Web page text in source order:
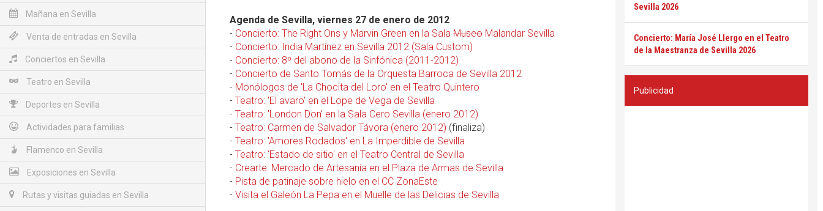
Mañana en Sevilla
Venta de entradas en Sevilla
Conciertos en Sevilla
Teatro en Sevilla
Deportes en Sevilla
Actividades para familias
Flamenco en Sevilla
Exposiciones en Sevilla
Rutas y visitas guiadas en Sevilla
Agenda de Sevilla, viernes 27 de enero de 2012
- Concierto: The Right Ons y Marvin Green en la Sala Museo Malandar Sevilla
- Concierto: India Martínez en Sevilla 2012 (Sala Custom)
- Concierto: 8º del abono de la Sinfónica (2011-2012)
- Concierto de Santo Tomás de la Orquesta Barroca de Sevilla 2012
- Monólogos de 'La Chocita del Loro' en el Teatro Quintero
- Teatro: 'El avaro' en el Lope de Vega de Sevilla
- Teatro: 'London Don' en la Sala Cero Sevilla (enero 2012)
- Teatro: Carmen de Salvador Távora (enero 2012) (finaliza)
- Teatro: 'Amores Rodados' en La Imperdible de Sevilla
- Teatro: 'Estado de sitio' en el Teatro Central de Sevilla
- Crearte: Mercado de Artesanía en el Plaza de Armas de Sevilla
- Pista de patinaje sobre hielo en el CC ZonaEste
- Visita el Galeón La Pepa en el Muelle de las Delicias de Sevilla
Sevilla 2026
Concierto: María José Llergo en el Teatro
de la Maestranza de Sevilla 2026
Publicidad